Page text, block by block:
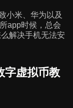
小米、华为以及
app时候，总会
解决手机无法安
字虚拟币教